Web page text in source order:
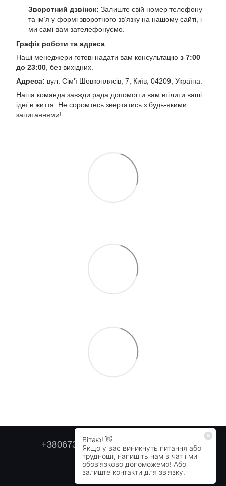
Зворотний дзвінок: Залиште свій номер телефону
та ім’я у формі зворотного зв’язку на нашому сайті, і
ми самі вам зателефонуємо.
Графік роботи та адреса
Наші менеджери готові надати вам консультацію з 7:00
до 23:00, без вихідних.
Адреса: вул. Сім'ї Шовкоплясів, 7, Київ, 04209, Україна.
Наша команда завжди рада допомогти вам втілити ваші
ідеї в життя. Не соромтесь звертатись з будь-якими
запитаннями!
+380673179749 +380505478711
Контактна інформація